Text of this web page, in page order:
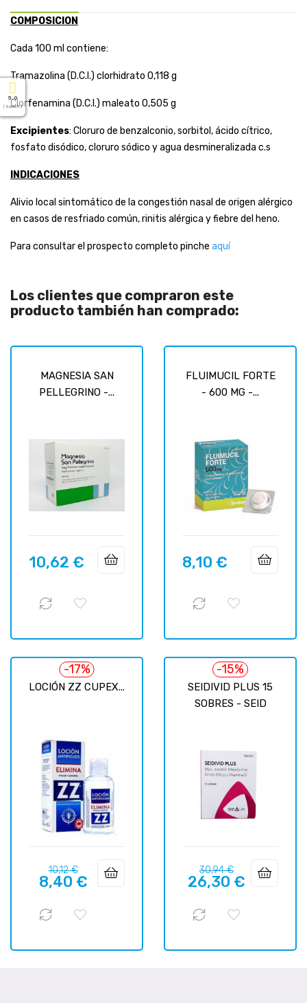
COMPOSICION
Cada 100 ml contiene:
Tramazolina (D.C.I.) clorhidrato 0,118 g
Clorfenamina (D.C.I.) maleato 0,505 g
Excipientes: Cloruro de benzalconio, sorbitol, ácido cítrico,
fosfato disódico, cloruro sódico y agua desmineralizada c.s
INDICACIONES
Alivio local sintomático de la congestión nasal de origen alérgico
en casos de resfriado común, rinitis alérgica y fiebre del heno.
Para consultar el prospecto completo pinche aquí
Los clientes que compraron este
producto también han comprado:
MAGNESIA SAN
PELLEGRINO -...
Precio
10,62 €
FLUIMUCIL FORTE
- 600 MG -...
Precio
8,10 €
LOCIÓN ZZ CUPEX...
-17%
Precio
regular
10,12 €Precio
8,40 €
SEIDIVID PLUS 15
SOBRES - SEID
-15%
Precio
regular
30,94 €Precio
26,30 €
5.0
( Sobre 5 )